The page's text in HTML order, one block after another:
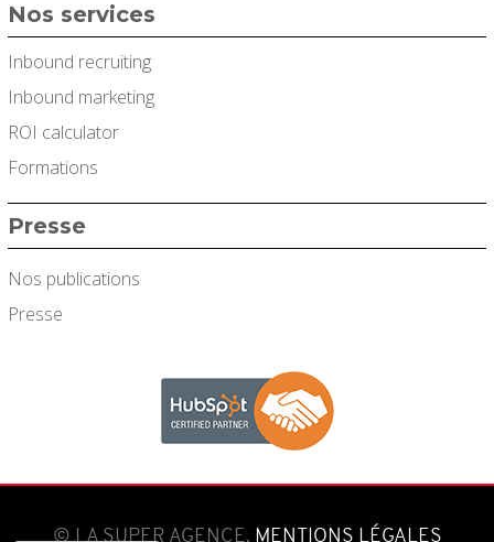
Nos services
Inbound recruiting
Inbound marketing
ROI calculator
Formations
Presse
Nos publications
Presse
© LA SUPER AGENCE. MENTIONS LÉGALES